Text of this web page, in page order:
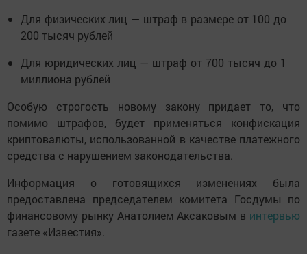
Для физических лиц — штраф в размере от 100 до
200 тысяч рублей
Для юридических лиц — штраф от 700 тысяч до 1
миллиона рублей
Особую строгость новому закону придает то, что
помимо штрафов, будет применяться конфискация
криптовалюты, использованной в качестве платежного
средства с нарушением законодательства.
Информация о готовящихся изменениях была
предоставлена председателем комитета Госдумы по
финансовому рынку Анатолием Аксаковым в интервью
газете «Известия».